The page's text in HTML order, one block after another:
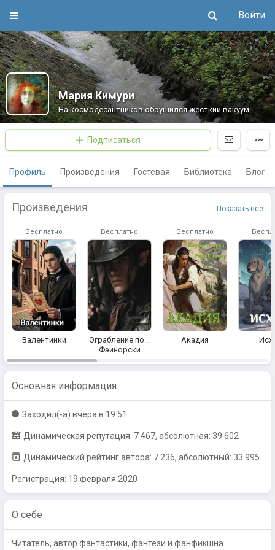
Войти
Мария Кимури
На космодесантников обрушился жесткий вакуум
Подписаться
Профиль Произведения Гостевая Библиотека Блог
Произведения Показать все
Бесплатно
Валентинки
Бесплатно
Ограбление по...
Фэйнорски
Бесплатно
Акадия
Основная информация
Заходил(-a) вчера в 19:51
Динамическая репутация: 7 467, абсолютная: 39 602
Динамический рейтинг автора: 7 236, абсолютный: 33 995
Регистрация: 19 февраля 2020
О себе
Читатель, автор фантастики, фэнтези и фанфикшна.